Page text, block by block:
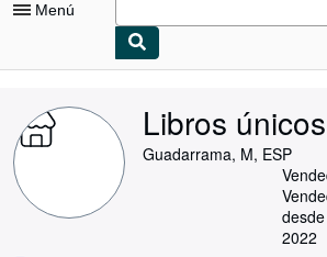
Menú
Consultar mis pedidos
Búsqueda avanzada
Libros únicos
Guadarrama, M, ESP
2022